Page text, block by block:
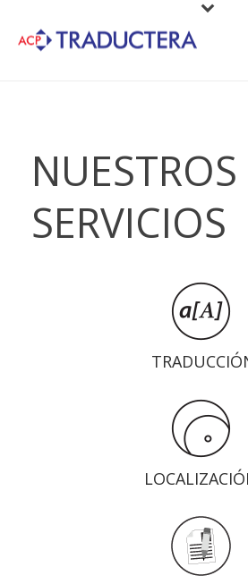
NUESTROS
SERVICIOS